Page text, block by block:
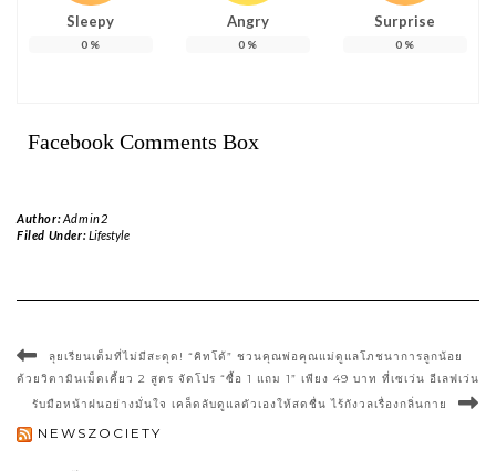
Sleepy
0 %
Angry
0 %
Surprise
0 %
Facebook Comments Box
Author:Admin2
Filed Under:Lifestyle
ลุยเรียนเต็มที่ไม่มีสะดุด! “คิทโด้” ชวนคุณพ่อคุณแม่ดูแลโภชนาการลูกน้อย
ด้วยวิตามินเม็ดเคี้ยว 2 สูตร จัดโปร “ซื้อ 1 แถม 1” เพียง 49 บาท ที่เซเว่น อีเลฟเว่น
รับมือหน้าฝนอย่างมั่นใจ เคล็ดลับดูแลตัวเองให้สดชื่น ไร้กังวลเรื่องกลิ่นกาย
NEWSZOCIETY